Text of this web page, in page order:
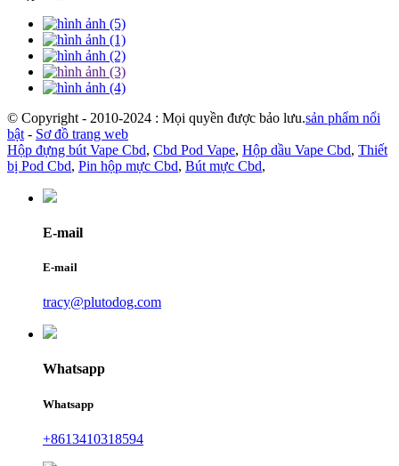
© Copyright - 2010-2024 : Mọi quyền được bảo lưu.sản phẩm nổi
bật - Sơ đồ trang web
Hộp đựng bút Vape Cbd, Cbd Pod Vape, Hộp dầu Vape Cbd, Thiết
bị Pod Cbd, Pin hộp mực Cbd, Bút mực Cbd,
E-mail
E-mail
tracy@plutodog.com
Whatsapp
Whatsapp
+8613410318594